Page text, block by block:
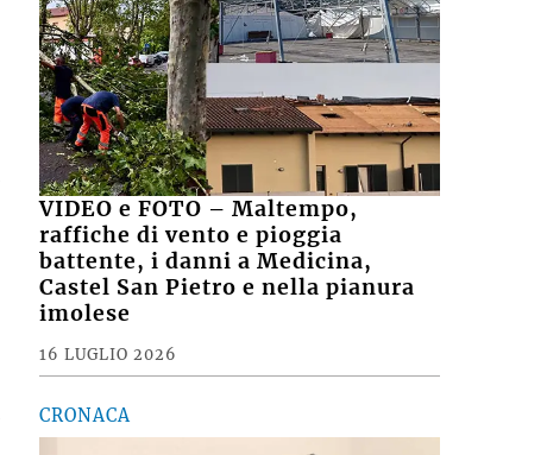
VIDEO e FOTO – Maltempo,
raffiche di vento e pioggia
battente, i danni a Medicina,
Castel San Pietro e nella pianura
imolese
16 LUGLIO 2026
CRONACA